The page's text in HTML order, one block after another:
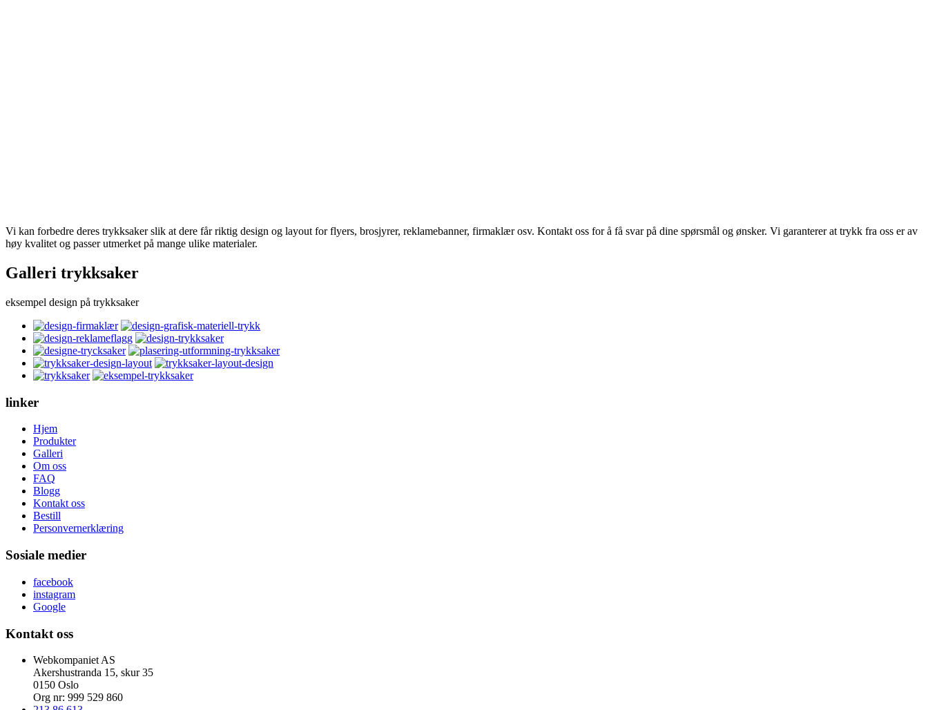
Vi kan forbedre deres trykksaker slik at dere får riktig design og layout for flyers, brosjyrer, reklamebanner, firmaklær osv. Kontakt oss for å få svar på dine spørsmål og ønsker. Vi garanterer at trykk fra oss er av
høy kvalitet og passer utmerket på mange ulike materialer.
Galleri trykksaker
eksempel design på trykksaker
linker
Hjem
Produkter
Galleri
Om oss
FAQ
Blogg
Kontakt oss
Bestill
Personvernerklæring
Sosiale medier
facebook
instagram
Google
Kontakt oss
Webkompaniet AS
Akershustranda 15, skur 35
0150 Oslo
Org nr: 999 529 860